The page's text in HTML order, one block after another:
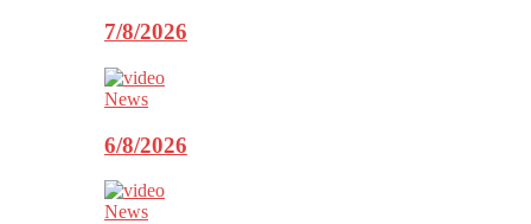
7/8/2026
News
6/8/2026
News